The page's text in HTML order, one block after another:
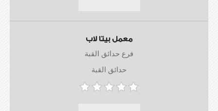
معمل بيتا لاب
فرع حدائق القبة
حدائق القبة